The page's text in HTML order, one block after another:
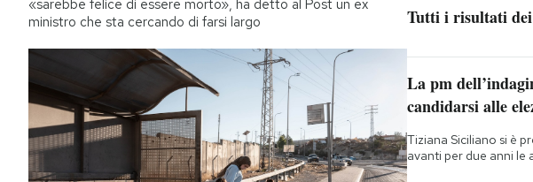
«sarebbe felice di essere morto», ha detto al Post un ex
ministro che sta cercando di farsi largo
Tutti i risultati
La pm
candidarsi alle
Tiziana Siciliano si è
avanti per due anni le